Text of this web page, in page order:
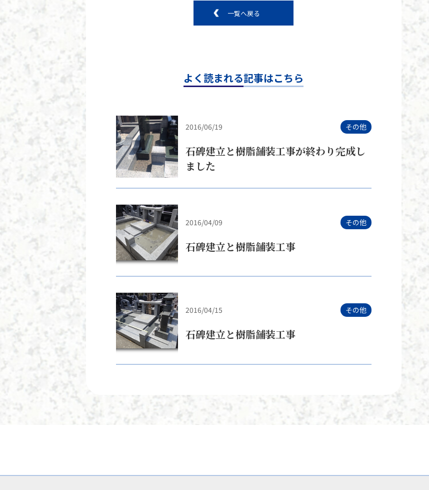
一覧へ戻る
よく読まれる記事はこちら
2016/06/19 その他
石碑建立と樹脂舗装工事が終わり完成し
ました
2016/04/09 その他
石碑建立と樹脂舗装工事
2016/04/15 その他
石碑建立と樹脂舗装工事